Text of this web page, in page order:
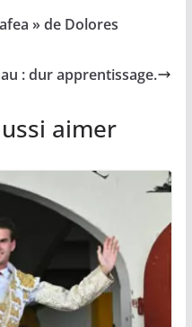
» de Dolores
: dur apprentissage.
aimer